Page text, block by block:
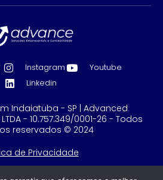
Instagram
Youtube
Linkedin
Indaiatuba - SP | Advanced
- 10.757.349/0001-26 - Todos
reservados © 2024
de Privacidade
por GRUPO DPG